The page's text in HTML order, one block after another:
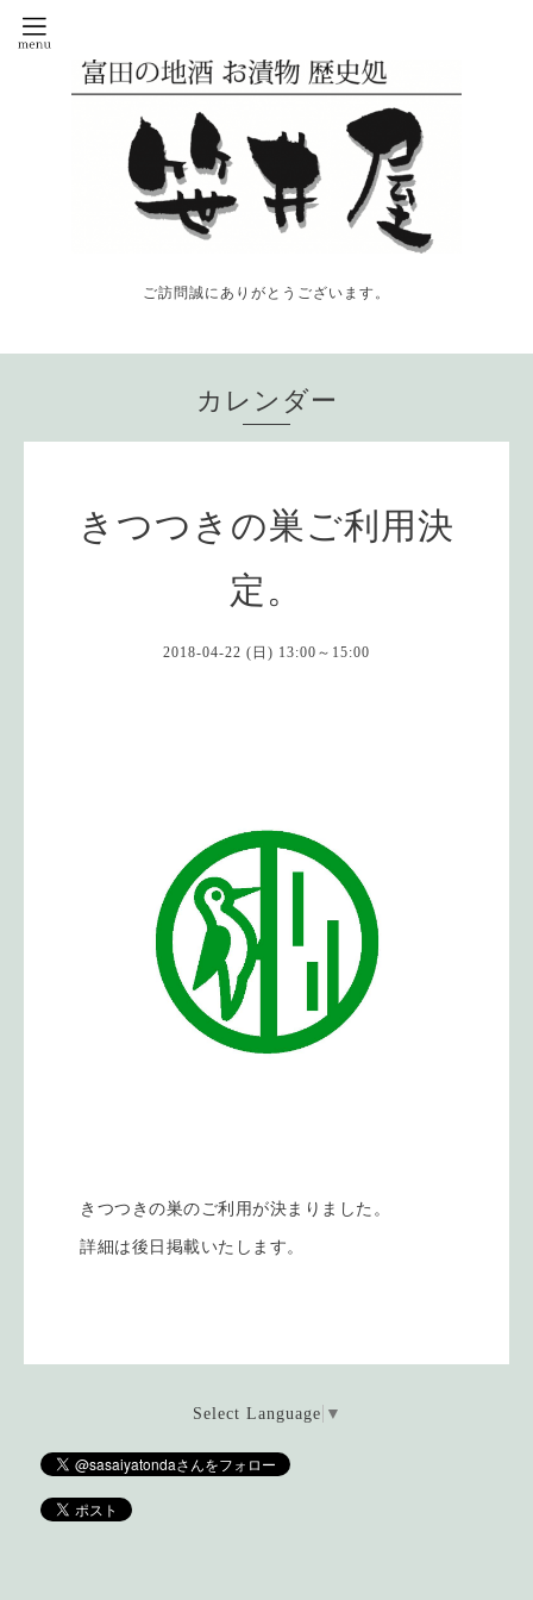
ご訪問誠にありがとうございます。
カレンダー
きつつきの巣ご利用決
定。
2018-04-22 (日) 13:00～15:00
きつつきの巣のご利用が決まりました。
詳細は後日掲載いたします。
Select Language ▼